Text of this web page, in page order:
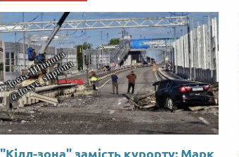
"Кілл-зона" замість курорту: Марк